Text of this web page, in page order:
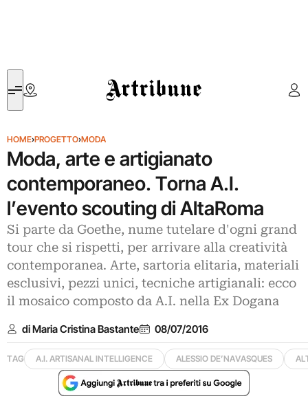
Artribune
HOME›PROGETTO›MODA
Moda, arte e artigianato
contemporaneo. Torna A.I.
l’evento scouting di AltaRoma
Si parte da Goethe, nume tutelare d'ogni grand
tour che si rispetti, per arrivare alla creatività
contemporanea. Arte, sartoria elitaria, materiali
esclusivi, pezzi unici, tecniche artigianali: ecco
il mosaico composto da A.I. nella Ex Dogana
di Maria Cristina Bastante 08/07/2016
TAG A.I. ARTISANAL INTELLIGENCE ALESSIO DE’NAVASQUES